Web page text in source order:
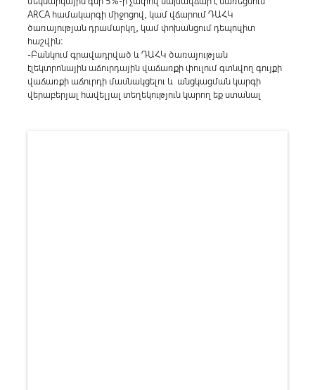
ARCA համակարգի միջոցով, կամ վճարում ԴԱՀԿ
ծառայության դրամարկղ, կամ փոխանցում դեպոզիտ
հաշվին։
-Բանկում գրավադրված և ԴԱՀԿ ծառայության
էլեկտրոնային աճուրդային վաճառքի փուլում գտնվող գույքի
վաճառքի աճուրդի մասնակցելու և անցկացման կարգի
վերաբերյալ հավելյալ տեղեկություն կարող եք ստանալ